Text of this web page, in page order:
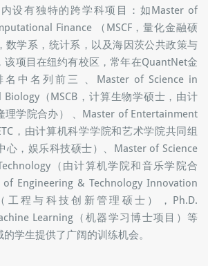
科(inter-disciplinary)领域探索和研究而举
设有独特的跨学科项目：如Master of
Finance （MSCF，量化金融硕
数学系，统计系，以及海因茨公共政策与
该项目在纽约有校区，常年在QuantNet金
中名列前三 、Master of Science in
（MSCB，计算生物学硕士，由计
理学院合办） 、Master of Entertainment
，由计算机科学学院和艺术学院共同组
心，娱乐科技硕士）、Master of Science
（由计算机学院和音乐学院合
Engineering & Technology Innovation
工程与科技创新管理硕士），Ph.D.
Learning（机器学习博士项目）等